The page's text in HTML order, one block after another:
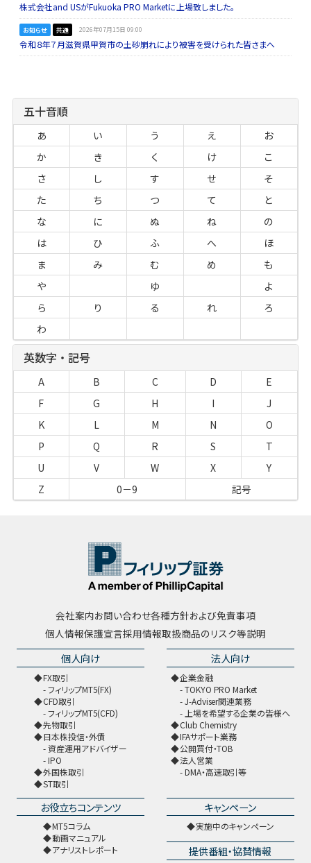
株式会社and USがFukuoka PRO Marketに上場致しました。
お知らせ 共通 2026年07月15日 09:00
令和８年７月滋賀県甲賀市の土砂崩れにより被害を受けられた皆さまへ
五十音順
あ い う え
お
か
き く け
こ
さ
し す せ
そ
た
ち つ て
と
な
に ぬ ね
の
は
ひ ふ へ
ほ
ま
み む め
も
や
ゆ
よ
ら
り る れ
ろ
わ
英数字・記号
A B C D
E
F
G H I
J
K
L M N
O
P
Q R S
T
U
V W X
Y
Z
0－9 記号
会社案内お問い合わせ各種方針および免責事項
個人情報保護宣言採用情報取扱商品のリスク等説明
個人向け
FX取引
フィリップMT5(FX)
CFD取引
フィリップMT5(CFD)
先物取引
日本株投信・外債
資産運用アドバイザー
IPO
外国株取引
ST取引
法人向け
企業金融
TOKYO PRO Market
J-Adviser関連業務
上場を希望する企業の皆様へ
Club Chemistry
IFAサポート業務
公開買付・TOB
法人営業
DMA・高速取引等
お役立ちコンテンツ
MT5コラム
動画マニュアル
アナリストレポート
キャンペーン
実施中のキャンペーン
提供番組・協賛情報